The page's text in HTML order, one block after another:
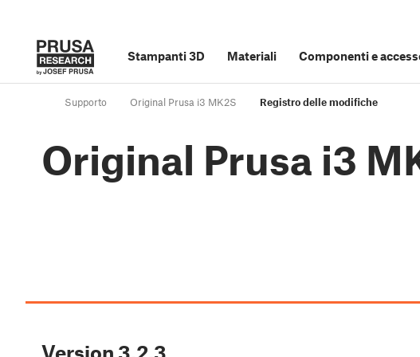
Stampanti 3D Materiali Componenti e
Supporto Original Prusa i3 MK2S Registro delle modifiche
Original Prusa i3